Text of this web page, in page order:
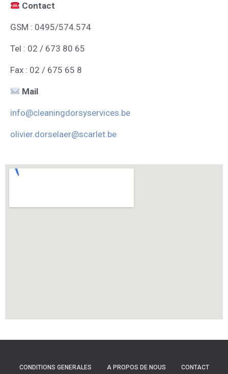
Contact
GSM : 0495/574.574
Tel : 02 / 673 80 65
Fax : 02 / 675 65 8
Mail
info@cleaningdorsyservices.be
olivier.dorselaer@scarlet.be
CONDITIONS GENERALES A PROPOS DE NOUS CONTACT